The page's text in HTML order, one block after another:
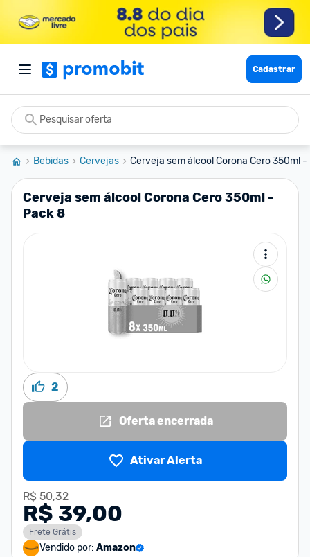
Cadastrar
Bebidas Cervejas Cerveja sem álcool Corona Cero 350ml -
Cerveja sem álcool Corona Cero 350ml -
Pack 8
2
Oferta encerrada
Ativar Alerta
R$ 50,32
R$ 39,00
Frete Grátis
Vendido por: Amazon